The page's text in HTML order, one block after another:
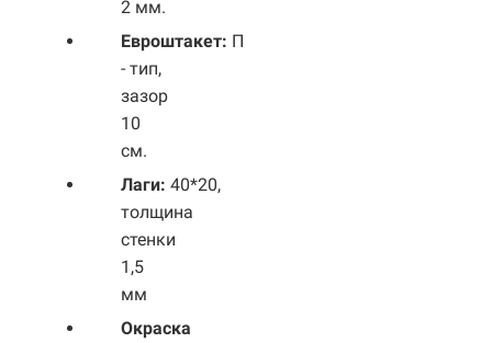
2 мм.
Евроштакет: П
- тип,
зазор
10
см.
Лаги: 40*20,
толщина
стенки
1,5
мм
Окраска